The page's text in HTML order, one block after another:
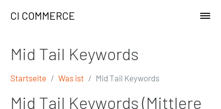
CI COMMERCE
Mid Tail Keywords
Startseite Was ist Mid Tail Keywords
Mid Tail Keywords (Mittlere